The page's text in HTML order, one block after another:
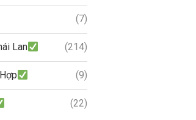
(7)
Lan (214)
(9)
(22)